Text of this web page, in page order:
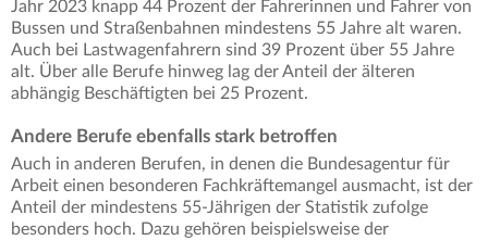
Jahr 2023 knapp 44 Prozent der Fahrerinnen und Fahrer von
Bussen und Straßenbahnen mindestens 55 Jahre alt waren.
Auch bei Lastwagenfahrern sind 39 Prozent über 55 Jahre
alt. Über alle Berufe hinweg lag der Anteil der älteren
abhängig Beschäftigten bei 25 Prozent.
Andere Berufe ebenfalls stark betroffen
Auch in anderen Berufen, in denen die Bundesagentur für
Arbeit einen besonderen Fachkräftemangel ausmacht, ist der
Anteil der mindestens 55-Jährigen der Statistik zufolge
besonders hoch. Dazu gehören beispielsweise der